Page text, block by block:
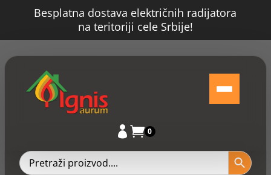
Besplatna dostava električnih radijatora
na teritoriji cele Srbije!
  0